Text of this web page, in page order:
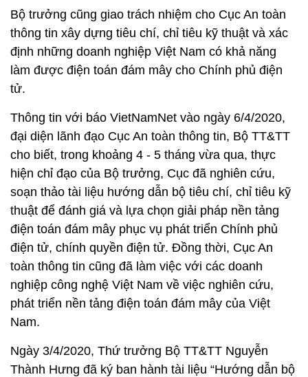
Bộ trưởng cũng giao trách nhiệm cho Cục An toàn
thông tin xây dựng tiêu chí, chỉ tiêu kỹ thuật và xác
định những doanh nghiệp Việt Nam có khả năng
làm được điện toán đám mây cho Chính phủ điện
tử.
Thông tin với báo VietNamNet vào ngày 6/4/2020,
đại diện lãnh đạo Cục An toàn thông tin, Bộ TT&TT
cho biết, trong khoảng 4 - 5 tháng vừa qua, thực
hiện chỉ đạo của Bộ trưởng, Cục đã nghiên cứu,
soạn thảo tài liệu hướng dẫn bộ tiêu chí, chỉ tiêu kỹ
thuật để đánh giá và lựa chọn giải pháp nền tảng
điện toán đám mây phục vụ phát triển Chính phủ
điện tử, chính quyền điện tử. Đồng thời, Cục An
toàn thông tin cũng đã làm việc với các doanh
nghiệp công nghệ Việt Nam về việc nghiên cứu,
phát triển nền tảng điện toán đám mây của Việt
Nam.
Ngày 3/4/2020, Thứ trưởng Bộ TT&TT Nguyễn
Thành Hưng đã ký ban hành tài liệu “Hướng dẫn bộ